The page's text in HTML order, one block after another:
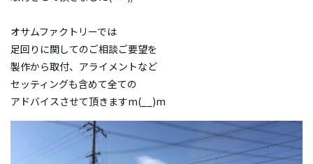
オサムファクトリーでは
足回りに関してのご相談ご要望を
製作から取付、アライメントなど
セッティングも含めて全ての
アドバイスさせて頂きますm(__)m